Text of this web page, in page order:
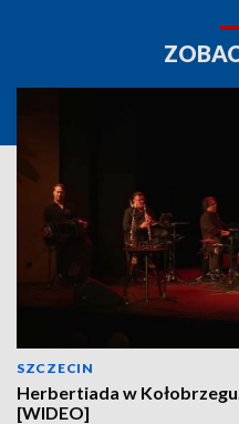
SZCZECIN
Herbertiada w
[WIDEO]